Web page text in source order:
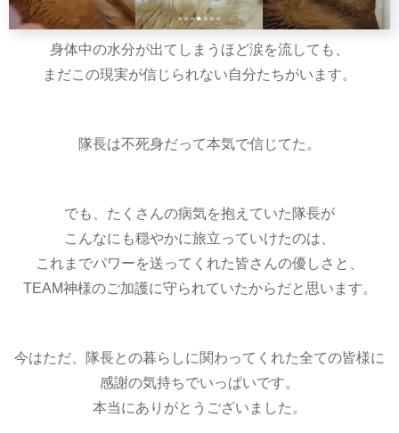
身体中の水分が出てしまうほど涙を流しても、
まだこの現実が信じられない自分たちがいます。
隊長は不死身だって本気で信じてた。
でも、たくさんの病気を抱えていた隊長が
こんなにも穏やかに旅立っていけたのは、
これまでパワーを送ってくれた皆さんの優しさと、
TEAM神様のご加護に守られていたからだと思います。
今はただ、隊長との暮らしに関わってくれた全ての皆様に
感謝の気持ちでいっぱいです。
本当にありがとうございました。